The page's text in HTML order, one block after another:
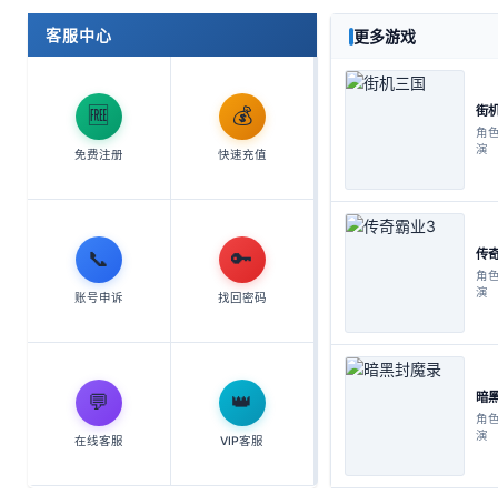
客服中心
🆓
免费注册
💰
快速充值
📞
账号申诉
🔑
找回密码
💬
在线客服
👑
VIP客服
更多游戏
角
演
角
演
角
演